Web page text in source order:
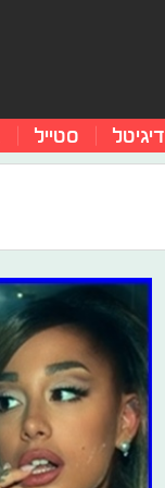
דיגיטל סטייל